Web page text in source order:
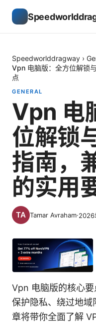
Speedworlddragway ›
Vpn 电脑版：全方位解锁
点
GENERAL
Vpn 电
位解锁
指南，
的实用
Tamar Avraham·2026
Vpn 电脑版的核心要
保护隐私、绕过地
章将带你全面了解